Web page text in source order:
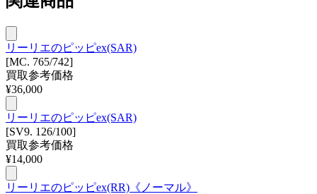
リーリエのピッピex(SAR)
[MC. 765/742]
買取参考価格
¥36,000
リーリエのピッピex(SAR)
[SV9. 126/100]
買取参考価格
¥14,000
リーリエのピッピex(RR)《ノーマル》